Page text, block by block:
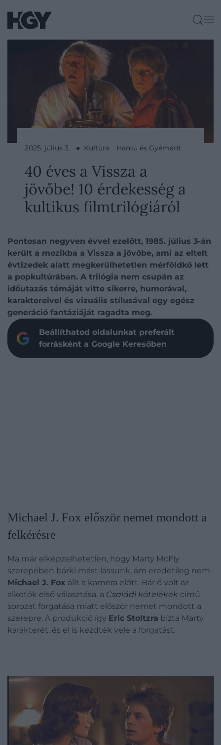
2025. július 3. ● Kultúra Hamu és Gyémánt
40 éves a Vissza a
jövőbe! 10 érdekesség a
kultikus filmtrilógiáról
Pontosan negyven évvel ezelőtt, 1985. július 3-án
került a mozikba a Vissza a jövőbe, ami az eltelt
évtizedek alatt megkerülhetetlen mérföldkő lett
a popkultúrában. A trilógia nem csupán az
időutazás témáját vitte sikerre, humorával,
karaktereivel és vizuális stílusával egy egész
generáció fantáziáját ragadta meg.
Beállíthatod oldalunkat preferált
forrásként a Google Keresőben
Michael J. Fox először nemet mondott a
felkérésre
Ma már elképzelhetetlen, hogy Marty McFly
szerepében bárki mást lássunk, ám eredetileg nem
Michael J. Fox állt a kamera előtt. Bár ő volt az
alkotók első választása, a Családi kötelékek című
sorozat forgatása miatt először nemet mondott a
szerepre. A produkció így Eric Stoltzra bízta Marty
karakterét, és el is kezdték vele a forgatást.